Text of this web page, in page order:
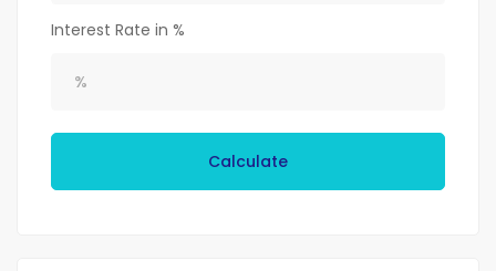
Interest Rate in %
Calculate